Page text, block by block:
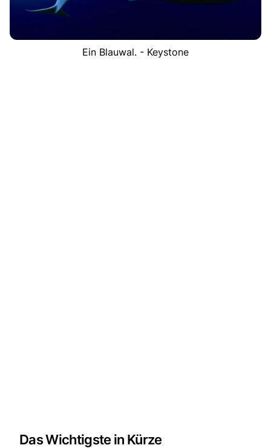
Ein Blauwal. - Keystone
Das Wichtigste in Kürze